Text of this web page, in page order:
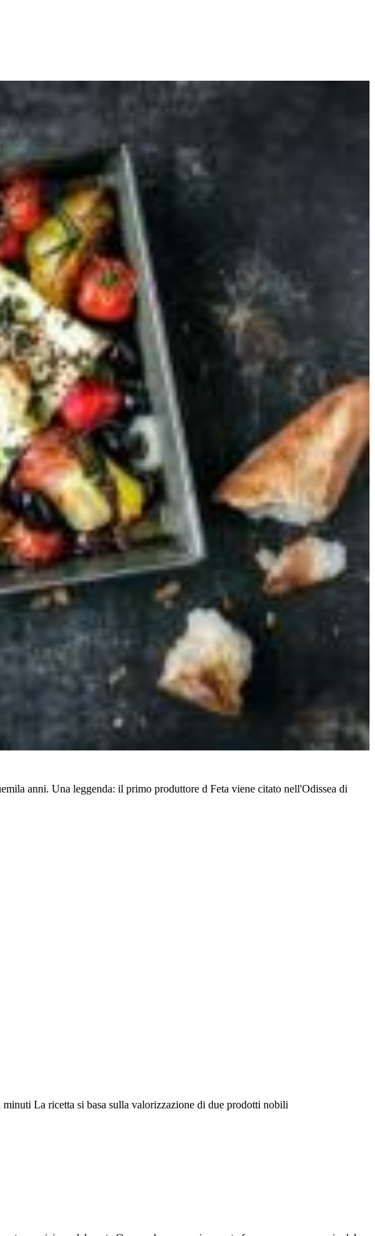
anni. Una leggenda: il primo produttore d Feta viene citato nell'Odissea di
La ricetta si basa sulla valorizzazione di due prodotti nobili